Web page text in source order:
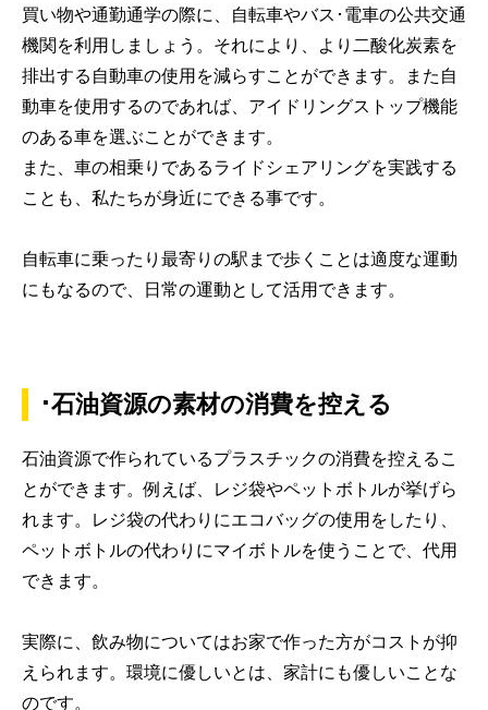
買い物や通勤通学の際に、自転車やバス･電車の公共交通
機関を利用しましょう。それにより、より二酸化炭素を
排出する自動車の使用を減らすことができます。また自
動車を使用するのであれば、アイドリングストップ機能
のある車を選ぶことができます。
また、車の相乗りであるライドシェアリングを実践する
ことも、私たちが身近にできる事です。
自転車に乗ったり最寄りの駅まで歩くことは適度な運動
にもなるので、日常の運動として活用できます。
･石油資源の素材の消費を控える
石油資源で作られているプラスチックの消費を控えるこ
とができます。例えば、レジ袋やペットボトルが挙げら
れます。レジ袋の代わりにエコバッグの使用をしたり、
ペットボトルの代わりにマイボトルを使うことで、代用
できます。
実際に、飲み物についてはお家で作った方がコストが抑
えられます。環境に優しいとは、家計にも優しいことな
のです。